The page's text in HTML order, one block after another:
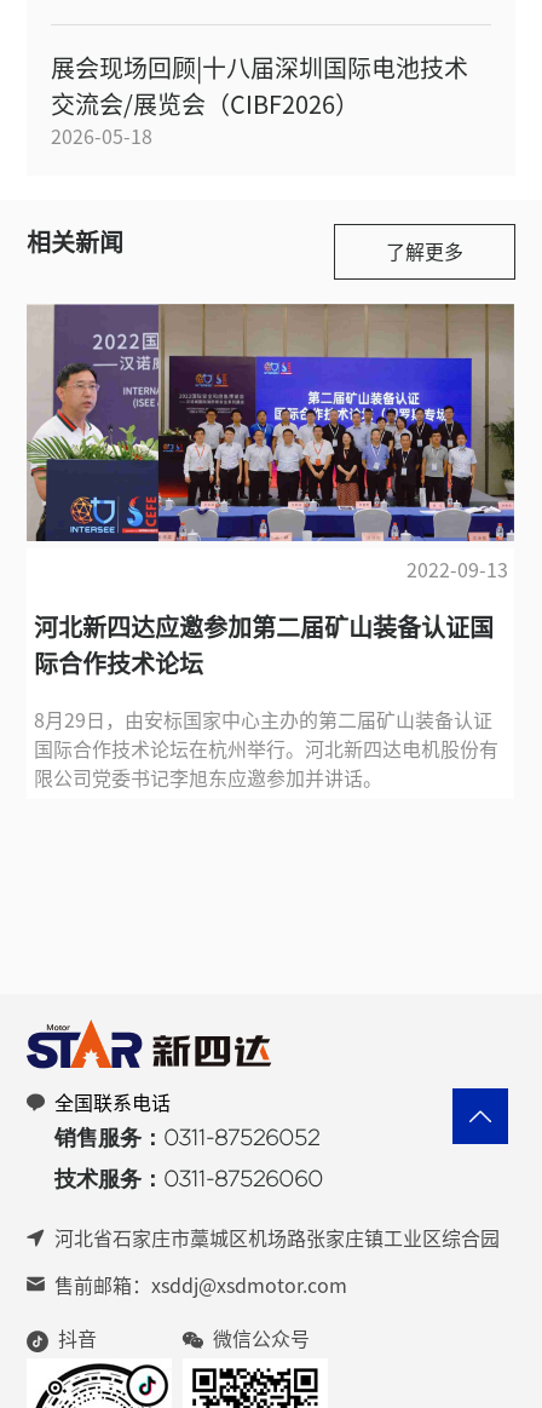
展会现场回顾|十八届深圳国际电池技术
交流会/展览会（CIBF2026）
2026-05-18
相关新闻 了解更多
2022-09-13
河北新四达应邀参加第二届矿山装备认证国
际合作技术论坛
8月29日，由安标国家中心主办的第二届矿山装备认证
国际合作技术论坛在杭州举行。河北新四达电机股份有
限公司党委书记李旭东应邀参加并讲话。
全国联系电话
销售服务：0311-87526052
技术服务：0311-87526060
河北省石家庄市藁城区机场路张家庄镇工业区综合园
售前邮箱：xsddj@xsdmotor.com
抖音 微信公众号